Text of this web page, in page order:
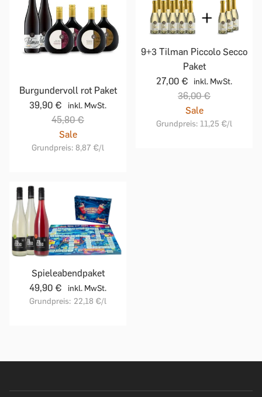
Burgundervoll rot Paket
39,90 €
inkl. MwSt.
45,80 €
Sale
Grundpreis: 8,87 €/l
9+3 Tilman Piccolo Secco
Paket
27,00 €
inkl. MwSt.
36,00 €
Sale
Grundpreis: 11,25 €/l
Spieleabendpaket
49,90 €
inkl. MwSt.
Grundpreis: 22,18 €/l